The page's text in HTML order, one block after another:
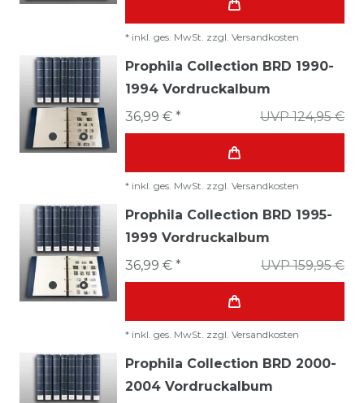
* inkl. ges. MwSt. zzgl. Versandkosten
Prophila Collection BRD 1990-
1994 Vordruckalbum
UVP 124,95 €
36,99 € *
* inkl. ges. MwSt. zzgl. Versandkosten
Prophila Collection BRD 1995-
1999 Vordruckalbum
UVP 159,95 €
36,99 € *
* inkl. ges. MwSt. zzgl. Versandkosten
Prophila Collection BRD 2000-
2004 Vordruckalbum